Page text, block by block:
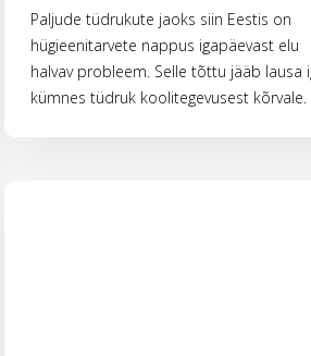
Paljude tüdrukute jaoks siin Eestis on
hügieenitarvete nappus igapäevast elu
halvav probleem. Selle tõttu jääb lausa
kümnes tüdruk koolitegevusest kõrvale.